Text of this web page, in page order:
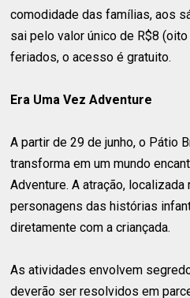
comodidade das famílias, aos
sai pelo valor único de R$8
feriados, o acesso é gratuito.
Era Uma Vez Adventure
A partir de 29 de junho, o Pátio
transforma em um mundo
Adventure. A atração,
personagens das histórias
diretamente com a criançada.
As atividades envolvem
deverão ser resolvidos em